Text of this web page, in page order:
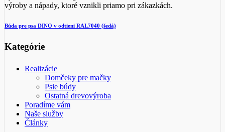
výroby a nápady, ktoré vznikli priamo pri zákazkách.
Búda pre psa DINO v odtieni RAL7040 (šedá)
Kategórie
Realizácie
Domčeky pre mačky
Psie búdy
Ostatná drevovýroba
Poradíme vám
Naše služby
Články